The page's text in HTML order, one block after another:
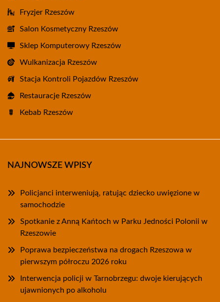
Fryzjer Rzeszów
Salon Kosmetyczny Rzeszów
Sklep Komputerowy Rzeszów
Wulkanizacja Rzeszów
Stacja Kontroli Pojazdów Rzeszów
Restauracje Rzeszów
Kebab Rzeszów
NAJNOWSZE WPISY
Policjanci interweniują, ratując dziecko uwięzione w
samochodzie
Spotkanie z Anną Kańtoch w Parku Jedności Polonii w
Rzeszowie
Poprawa bezpieczeństwa na drogach Rzeszowa w
pierwszym półroczu 2026 roku
Interwencja policji w Tarnobrzegu: dwoje kierujących
ujawnionych po alkoholu